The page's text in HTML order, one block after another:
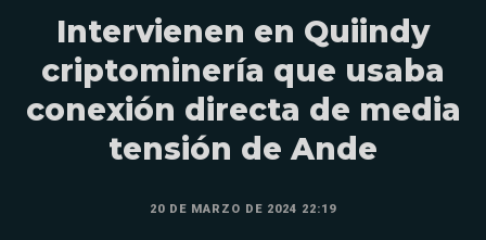
Intervienen en Quiindy
criptominería que usaba
conexión directa de media
tensión de Ande
20 DE MARZO DE 2024 22:19